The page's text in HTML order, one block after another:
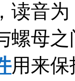
读音
螺母
用来保